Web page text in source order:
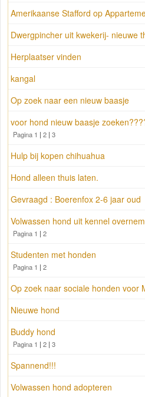
Amerikaanse Stafford op
Dwergpincher uit kwekerij- nieuwe
Herplaatser vinden
kangal
Op zoek naar een nieuw baasje
voor hond nieuw baasje
Pagina 1 | 2 | 3
Hulp bij kopen chihuahua
Hond alleen thuis laten.
Gevraagd : Boerenfox 2-6 jaar oud
Volwassen hond uit kennel
Pagina 1 | 2
Studenten met honden
Pagina 1 | 2
Op zoek naar sociale honden voor
Nieuwe hond
Buddy hond
Pagina 1 | 2 | 3
Spannend!!!
Volwassen hond adopteren